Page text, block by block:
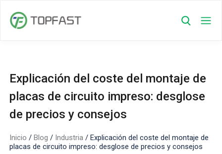
Explicación del coste del montaje de
placas de circuito impreso: desglose
de precios y consejos
Inicio /Blog / Industria /Explicación del coste del montaje de
placas de circuito impreso: desglose de precios y consejos